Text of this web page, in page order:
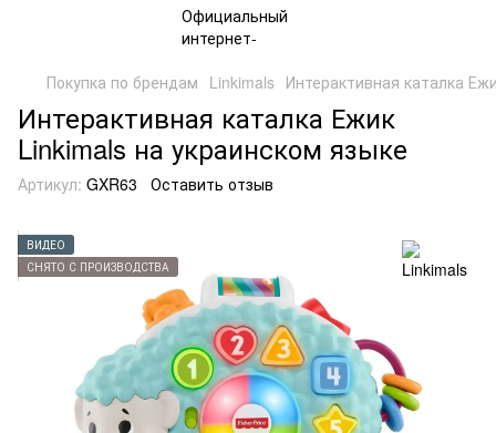
Покупка по брендам Linkimals Интерактивная каталка
Интерактивная каталка Ежик
Linkimals на украинском языке
Артикул: GXR63 Оставить отзыв
ВИДЕО
СНЯТО С ПРОИЗВОДСТВА